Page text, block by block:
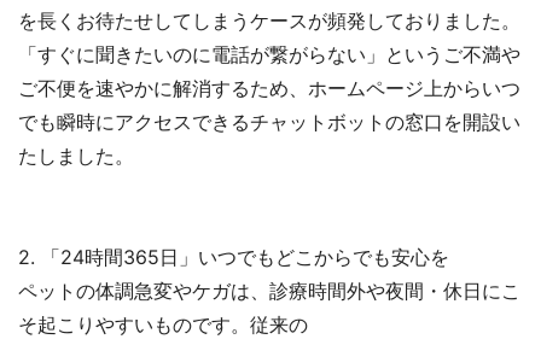
を長くお待たせしてしまうケースが頻発しておりました。
「すぐに聞きたいのに電話が繋がらない」というご不満や
ご不便を速やかに解消するため、ホームページ上からいつ
でも瞬時にアクセスできるチャットボットの窓口を開設い
たしました。
2. 「24時間365日」いつでもどこからでも安心を
ペットの体調急変やケガは、診療時間外や夜間・休日にこ
そ起こりやすいものです。従来の